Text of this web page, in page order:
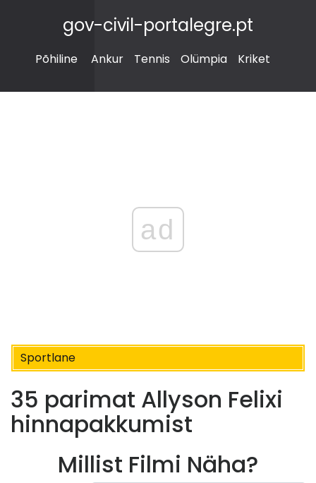
gov-civil-portalegre.pt
Põhiline Ankur Tennis Olümpia Kriket
ad
Sportlane
35 parimat Allyson Felixi
hinnapakkumist
Millist Filmi Näha?